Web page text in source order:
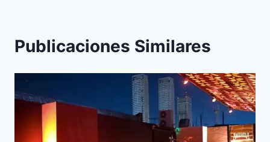
Publicaciones Similares